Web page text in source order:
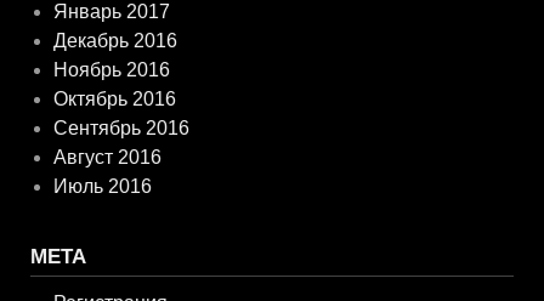
Январь 2017
Декабрь 2016
Ноябрь 2016
Октябрь 2016
Сентябрь 2016
Август 2016
Июль 2016
МЕТА